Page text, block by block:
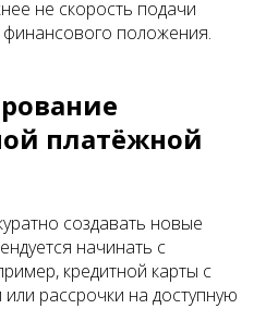
не скорость подачи
финансового положения.
платёжной
создавать новые
начинать с
кредитной карты с
рассрочки на доступную